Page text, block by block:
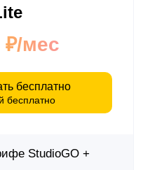
₽/мес
бесплатно
бесплатно
StudioGO +